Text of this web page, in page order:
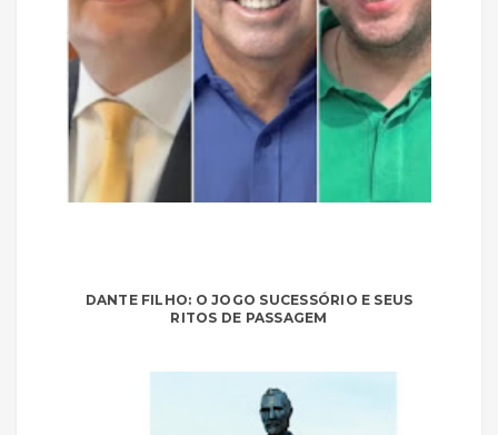
DANTE FILHO: O JOGO SUCESSÓRIO E SEUS
RITOS DE PASSAGEM